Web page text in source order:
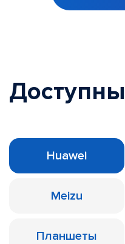
Huawei
Meizu
Планшеты